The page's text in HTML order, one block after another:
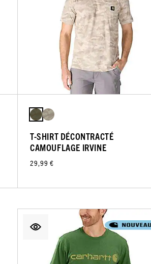
T-SHIRT DÉCONTRACTÉ
CAMOUFLAGE IRVINE
29,99 €